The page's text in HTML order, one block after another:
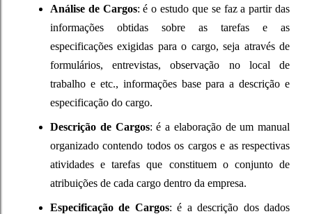
Análise de Cargos: é o estudo que se faz a partir das
informações obtidas sobre as tarefas e as
especificações exigidas para o cargo, seja através de
formulários, entrevistas, observação no local de
trabalho e etc., informações base para a descrição e
especificação do cargo.
Descrição de Cargos: é a elaboração de um manual
organizado contendo todos os cargos e as respectivas
atividades e tarefas que constituem o conjunto de
atribuições de cada cargo dentro da empresa.
Especificação de Cargos: é a descrição dos dados